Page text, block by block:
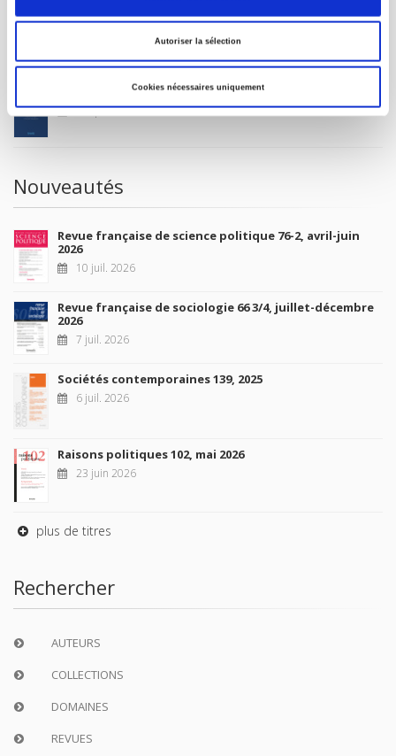
Autoriser la sélection
Cookies nécessaires uniquement
La France et l'Union européenne
4 sept. 2026
Nouveautés
Revue française de science politique 76-2, avril-juin
2026
10 juil. 2026
Revue française de sociologie 66 3/4, juillet-décembre
2026
7 juil. 2026
Sociétés contemporaines 139, 2025
6 juil. 2026
Raisons politiques 102, mai 2026
23 juin 2026
plus de titres
Rechercher
AUTEURS
COLLECTIONS
DOMAINES
REVUES